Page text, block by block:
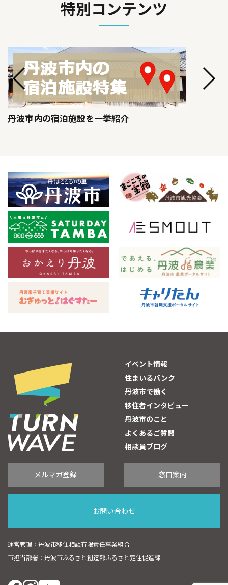
特別コンテンツ
丹波市内の宿泊施設を一挙紹介
イベント情報
住まいるバンク
丹波市で働く
移住者インタビュー
丹波市のこと
よくあるご質問
相談員ブログ
メルマガ登録 窓口案内
お問い合わせ
運営管理：丹波市移住相談有限責任事業組合
市担当部署：丹波市ふるさと創造部ふるさと定住促進課